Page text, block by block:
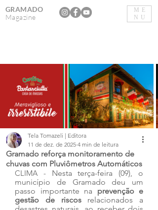
ME
NU
GRAMADO
Magazine
Gramado reforça monitoramento de
chuvas com Pluviômetros Automáticos
Tela Tomazeli | Editora
11 de dez. de 2025 4 min de leitura
CLIMA - Nesta terça-feira (09), o
município de Gramado deu um
passo importante na prevenção e
gestão de riscos relacionados a